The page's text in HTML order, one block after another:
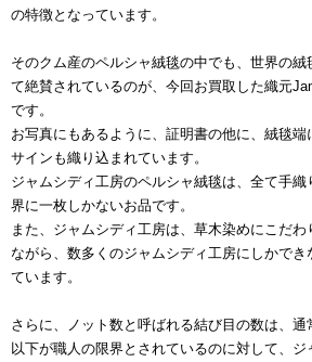
の特徴となっています。
そのクム産のペルシャ絨毯の中でも、世界の絨
て絶賛されているのが、今回お買取した織元
です。
お写真にもあるように、証明書の他に、絨毯端
サインも織り込まれています。
ジャムシディ工房のペルシャ絨毯は、全て手
界に一枚しかないお品です。
また、ジャムシディ工房は、草木染めにこだ
ながら、数多くのジャムシディ工房にしかでき
ています。
さらに、ノット数と呼ばれる結び目の数は、通
以下が職人の限界とされているのに対して、